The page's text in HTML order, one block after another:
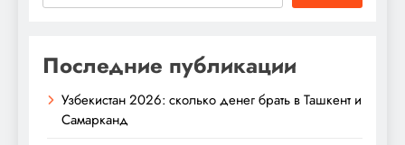
Последние публикации
Узбекистан 2026: сколько денег брать в Ташкент и
Самарканд